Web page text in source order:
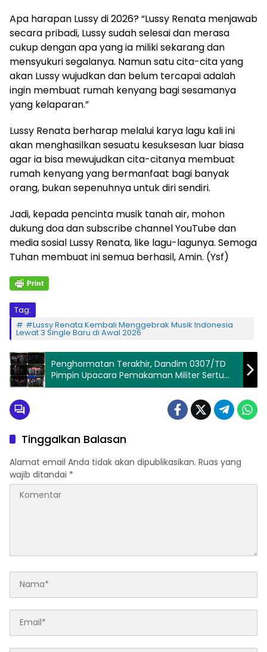
Apa harapan Lussy di 2026? “Lussy Renata menjawab
secara pribadi, Lussy sudah selesai dan merasa
cukup dengan apa yang ia miliki sekarang dan
mensyukuri segalanya. Namun satu cita-cita yang
akan Lussy wujudkan dan belum tercapai adalah
ingin membuat rumah kenyang bagi sesamanya
yang kelaparan.”
Lussy Renata berharap melalui karya lagu kali ini
akan menghasilkan sesuatu kesuksesan luar biasa
agar ia bisa mewujudkan cita-citanya membuat
rumah kenyang yang bermanfaat bagi banyak
orang, bukan sepenuhnya untuk diri sendiri.
Jadi, kepada pencinta musik tanah air, mohon
dukung doa dan subscribe channel YouTube dan
media sosial Lussy Renata, like lagu-lagunya. Semoga
Tuhan membuat ini semua berhasil, Amin. (Ysf)
Tag:
#Lussy Renata Kembali Menggebrak Musik Indonesia
Lewat 3 Single Baru di Awal 2026
Penghormatan Terakhir, Dandim 0307/TD
Pimpin Upacara Pemakaman Militer Sertu
Zudi Arianto Putra
Tinggalkan Balasan
Alamat email Anda tidak akan dipublikasikan. Ruas yang
wajib ditandai *